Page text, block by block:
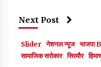
Next Post
Slider नेशनल न्यूज भाजपा
सामाजिक सरोकार सिरमौर